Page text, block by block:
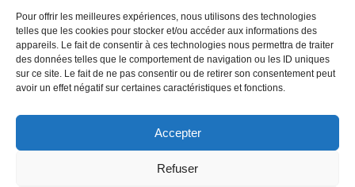
Pour offrir les meilleures expériences, nous utilisons des technologies
telles que les cookies pour stocker et/ou accéder aux informations des
appareils. Le fait de consentir à ces technologies nous permettra de traiter
des données telles que le comportement de navigation ou les ID uniques
sur ce site. Le fait de ne pas consentir ou de retirer son consentement peut
avoir un effet négatif sur certaines caractéristiques et fonctions.
Accepter
Refuser